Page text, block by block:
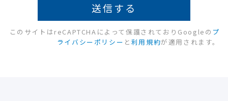
このサイトはreCAPTCHAによって保護されておりGoogleの プ
ライバシーポリシー と 利用規約が適用されます。